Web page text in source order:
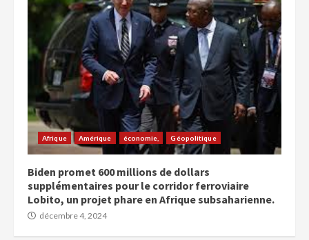
Afrique Amérique économie, Géopolitique
Biden promet 600 millions de dollars
supplémentaires pour le corridor ferroviaire
Lobito, un projet phare en Afrique subsaharienne.
décembre 4, 2024